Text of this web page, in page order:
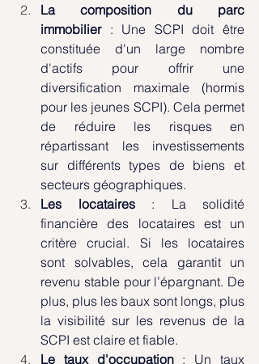
La composition du parc
immobilier : Une SCPI doit être
constituée d'un large nombre
d'actifs pour offrir une
diversification maximale (hormis
pour les jeunes SCPI). Cela permet
de réduire les risques en
répartissant les investissements
sur différents types de biens et
secteurs géographiques.
Les locataires : La solidité
financière des locataires est un
critère crucial. Si les locataires
sont solvables, cela garantit un
revenu stable pour l’épargnant. De
plus, plus les baux sont longs, plus
la visibilité sur les revenus de la
SCPI est claire et fiable.
Le taux d'occupation : Un taux